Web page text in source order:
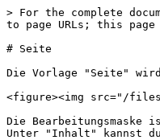
> For the complete
to page URLs; this
# Seite
Die Vorlage "Seite"
<figure><img src="/files/
Die
Unter "Inhalt" kannst